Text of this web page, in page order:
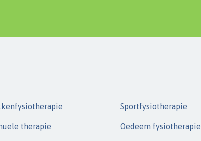
therapie
Sportfysiotherapie
Oedeem fysiotherapie